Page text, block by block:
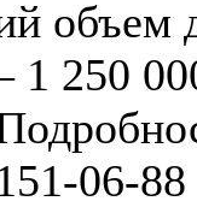
объем
1 250
06-